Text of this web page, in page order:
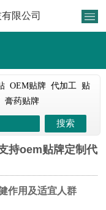
限公司
OEM贴牌 代加工
贴
膏药贴牌
持oem贴牌定制代
作用及适宜人群